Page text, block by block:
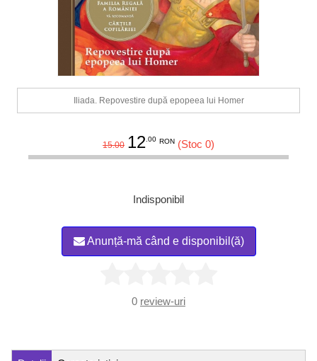
Iliada. Repovestire după epopeea lui Homer
15.00 12.00 RON (Stoc 0)
Indisponibil
Anunță-mă când e disponibil(ă)
0 review-uri